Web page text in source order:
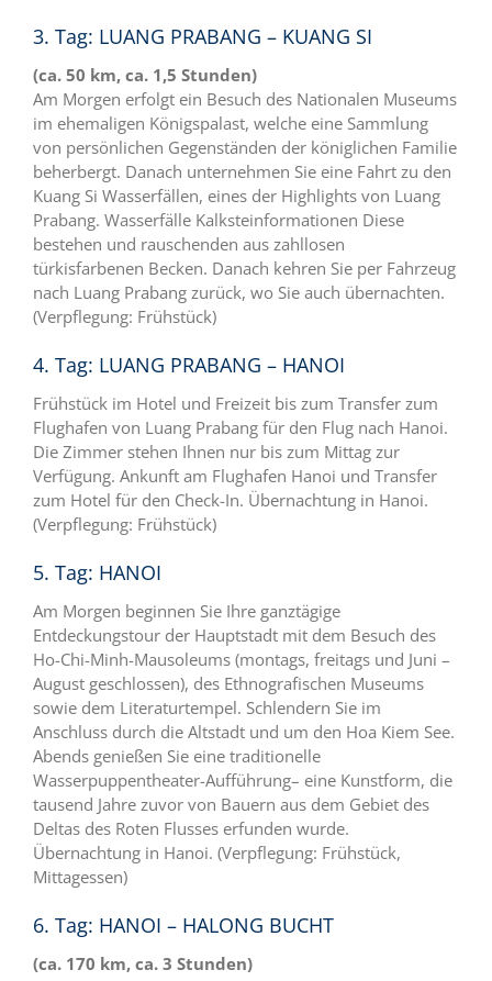
3. Tag: LUANG PRABANG – KUANG SI
(ca. 50 km, ca. 1,5 Stunden)
Am Morgen erfolgt ein Besuch des Nationalen Museums
im ehemaligen Königspalast, welche eine Sammlung
von persönlichen Gegenständen der königlichen Familie
beherbergt. Danach unternehmen Sie eine Fahrt zu den
Kuang Si Wasserfällen, eines der Highlights von Luang
Prabang. Wasserfälle Kalksteinformationen Diese
bestehen und rauschenden aus zahllosen
türkisfarbenen Becken. Danach kehren Sie per Fahrzeug
nach Luang Prabang zurück, wo Sie auch übernachten.
(Verpflegung: Frühstück)
4. Tag: LUANG PRABANG – HANOI
Frühstück im Hotel und Freizeit bis zum Transfer zum
Flughafen von Luang Prabang für den Flug nach Hanoi.
Die Zimmer stehen Ihnen nur bis zum Mittag zur
Verfügung. Ankunft am Flughafen Hanoi und Transfer
zum Hotel für den Check-In. Übernachtung in Hanoi.
(Verpflegung: Frühstück)
5. Tag: HANOI
Am Morgen beginnen Sie Ihre ganztägige
Entdeckungstour der Hauptstadt mit dem Besuch des
Ho-Chi-Minh-Mausoleums (montags, freitags und Juni –
August geschlossen), des Ethnografischen Museums
sowie dem Literaturtempel. Schlendern Sie im
Anschluss durch die Altstadt und um den Hoa Kiem See.
Abends genießen Sie eine traditionelle
Wasserpuppentheater-Aufführung– eine Kunstform, die
tausend Jahre zuvor von Bauern aus dem Gebiet des
Deltas des Roten Flusses erfunden wurde.
Übernachtung in Hanoi. (Verpflegung: Frühstück,
Mittagessen)
6. Tag: HANOI – HALONG BUCHT
(ca. 170 km, ca. 3 Stunden)